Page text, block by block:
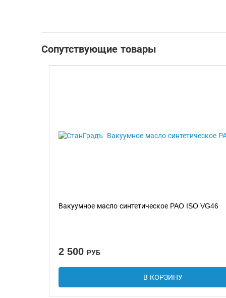
Сопутствующие товары
Вакуумное масло синтетическое PAO ISO VG46
2 500 РУБ
В КОРЗИНУ